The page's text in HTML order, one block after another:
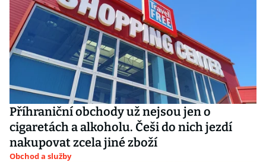
Příhraniční obchody už nejsou jen o
cigaretách a alkoholu. Češi do nich jezdí
nakupovat zcela jiné zboží
Obchod a služby